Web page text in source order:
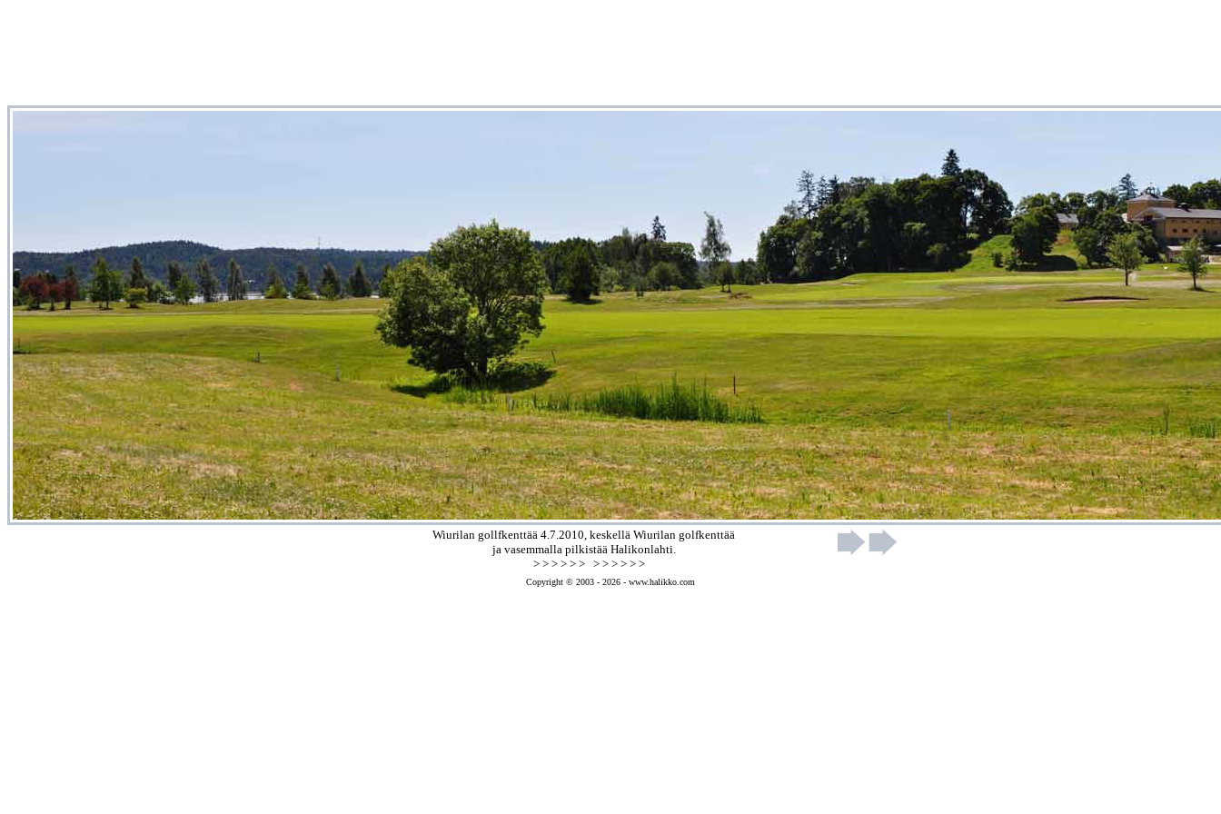
Wiurilan gollfkenttää 4.7.2010, keskellä Wiurilan golfkenttää
ja vasemmalla pilkistää Halikonlahti.
> > > > > > > > > > > >
Copyright © 2003 - 2026 - www.halikko.com